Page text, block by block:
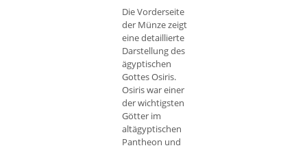
Die Vorderseite
der Münze zeigt
eine detaillierte
Darstellung des
ägyptischen
Gottes Osiris.
Osiris war einer
der wichtigsten
Götter im
altägyptischen
Pantheon und